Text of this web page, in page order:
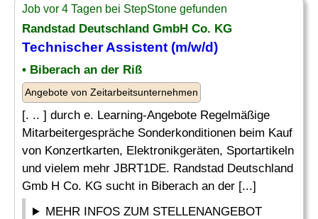
Job vor 4 Tagen bei StepStone gefunden
Randstad Deutschland GmbH Co. KG
Technischer Assistent (m/w/d)
• Biberach an der Riß
Angebote von Zeitarbeitsunternehmen
[. .. ] durch e. Learning-Angebote Regelmäßige
Mitarbeitergespräche Sonderkonditionen beim Kauf
von Konzertkarten, Elektronikgeräten, Sportartikeln
und vielem mehr JBRT1DE. Randstad Deutschland
Gmb H Co. KG sucht in Biberach an der [...]
MEHR INFOS ZUM STELLENANGEBOT